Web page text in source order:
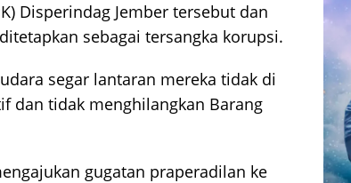
Disperindag Jember tersebut dan
sebagai tersangka korupsi.
segar lantaran mereka tidak di
dan tidak menghilangkan Barang
gugatan praperadilan ke